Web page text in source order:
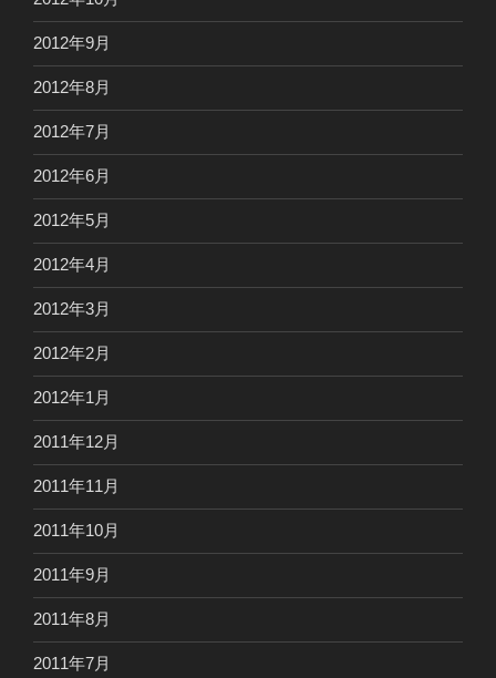
2012年9月
2012年8月
2012年7月
2012年6月
2012年5月
2012年4月
2012年3月
2012年2月
2012年1月
2011年12月
2011年11月
2011年10月
2011年9月
2011年8月
2011年7月